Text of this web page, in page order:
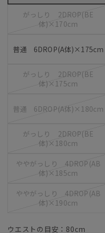
がっしり 2DROP(BE
体)×170cm
普通 6DROP(A体)×175cm
がっしり 2DROP(BE
体)×175cm
普通 6DROP(A体)×180cm
がっしり 2DROP(BE
体)×180cm
ややがっしり 4DROP(AB
体)×185cm
ややがっしり 4DROP(AB
体)×190cm
ウエストの目安： 80cm